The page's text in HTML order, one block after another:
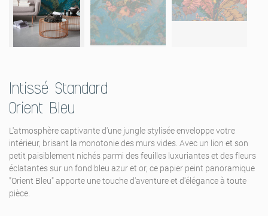
Intissé Standard
Orient Bleu
L'atmosphère captivante d'une jungle stylisée enveloppe votre
intérieur, brisant la monotonie des murs vides. Avec un lion et son
petit paisiblement nichés parmi des feuilles luxuriantes et des fleurs
éclatantes sur un fond bleu azur et or, ce papier peint panoramique
"Orient Bleu" apporte une touche d'aventure et d'élégance à toute
pièce.